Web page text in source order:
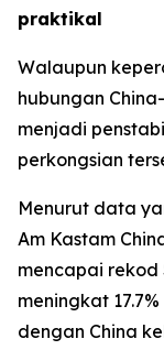
praktikal
Walaupun
hubungan
menjadi
perkongsian
Menurut data
Am Kastam
mencapai rekod
meningkat
dengan China